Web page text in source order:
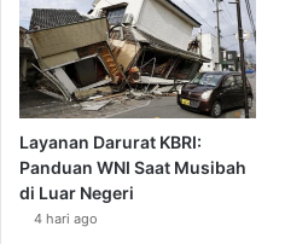
Layanan Darurat KBRI:
Panduan WNI Saat Musibah
di Luar Negeri
4 hari ago